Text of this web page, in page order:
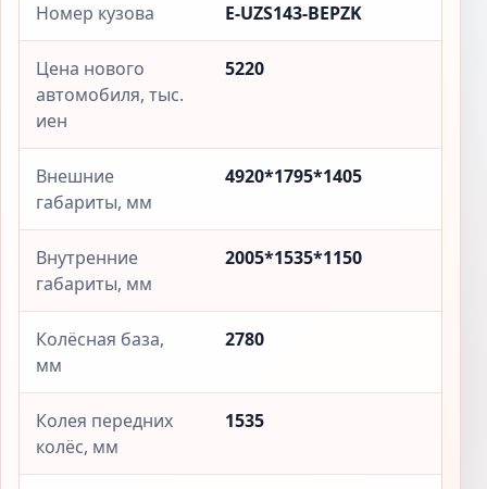
Номер кузова E-UZS143-BEPZK
Цена нового
автомобиля, тыс.
иен
5220
Внешние
габариты, мм
4920*1795*1405
Внутренние
габариты, мм
2005*1535*1150
Колёсная база,
мм
2780
Колея передних
колёс, мм
1535